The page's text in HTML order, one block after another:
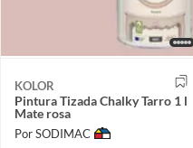
KOLOR
Pintura Tizada Chalky Tarro 1 l
Mate rosa
Por SODIMAC